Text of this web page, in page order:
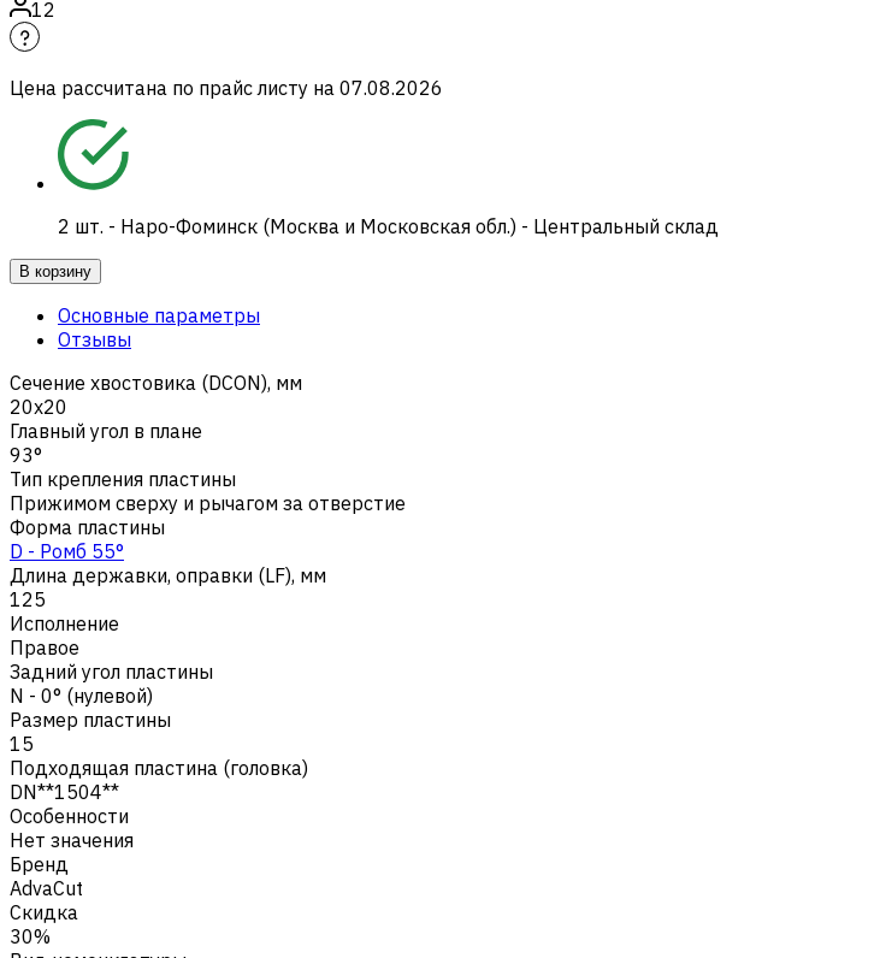
12
Цена рассчитана по прайс листу на 07.08.2026
2 шт. - Наро-Фоминск (Москва и Московская обл.) - Центральный склад
В корзину
Основные параметры
Отзывы
Сечение хвостовика (DCON), мм
20x20
Главный угол в плане
93°
Тип крепления пластины
Прижимом сверху и рычагом за отверстие
Форма пластины
D - Ромб 55°
Длина державки, оправки (LF), мм
125
Исполнение
Правое
Задний угол пластины
N - 0° (нулевой)
Размер пластины
15
Подходящая пластина (головка)
DN**1504**
Особенности
Нет значения
Бренд
AdvaCut
Скидка
30%